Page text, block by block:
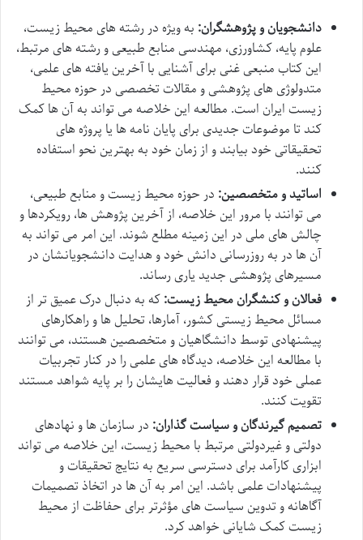
دانشجویان و پژوهشگران: به ویژه در رشته های محیط زیست،
علوم پایه، کشاورزی، مهندسی منابع طبیعی و رشته های مرتبط،
این کتاب منبعی غنی برای آشنایی با آخرین یافته های علمی،
متدولوژی های پژوهشی و مقالات تخصصی در حوزه محیط
زیست ایران است. مطالعه این خلاصه می تواند به آن ها کمک
کند تا موضوعات جدیدی برای پایان نامه ها یا پروژه های
تحقیقاتی خود بیابند و از زمان خود به بهترین نحو استفاده
کنند.
اساتید و متخصصین: در حوزه محیط زیست و منابع طبیعی،
می توانند با مرور این خلاصه، از آخرین پژوهش ها، رویکردها و
چالش های ملی در این زمینه مطلع شوند. این امر می تواند به
آن ها در به روزرسانی دانش خود و هدایت دانشجویانشان در
مسیرهای پژوهشی جدید یاری رساند.
فعالان و کنشگران محیط زیست:که به دنبال درک عمیق تر از
مسائل محیط زیستی کشور، آمارها، تحلیل ها و راهکارهای
پیشنهادی توسط دانشگاهیان و متخصصین هستند، می توانند
با مطالعه این خلاصه، دیدگاه های علمی را در کنار تجربیات
عملی خود قرار دهند و فعالیت هایشان را بر پایه شواهد مستند
تقویت کنند.
تصمیم گیرندگان و سیاست گذاران: در سازمان ها و نهادهای
دولتی و غیردولتی مرتبط با محیط زیست، این خلاصه می تواند
ابزاری کارآمد برای دسترسی سریع به نتایج تحقیقات و
پیشنهادات علمی باشد. این امر به آن ها در اتخاذ تصمیمات
آگاهانه و تدوین سیاست های مؤثرتر برای حفاظت از محیط
زیست کمک شایانی خواهد کرد.